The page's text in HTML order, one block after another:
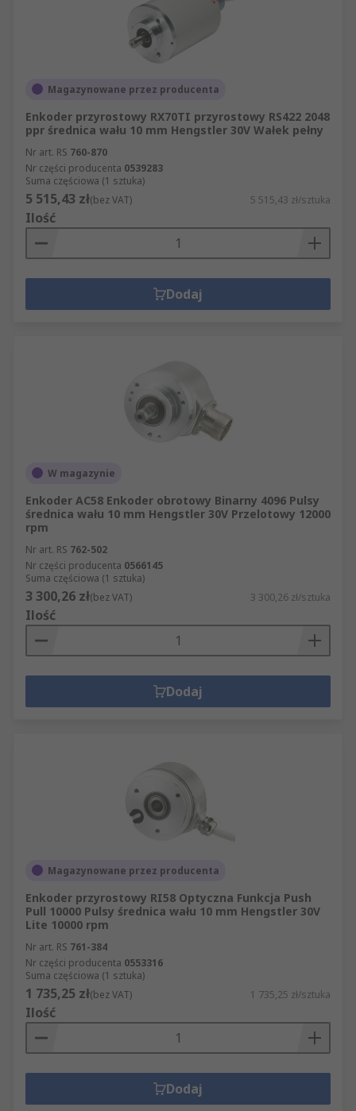
Magazynowane przez producenta
Enkoder przyrostowy RX70TI przyrostowy RS422 2048
ppr średnica wału 10 mm Hengstler 30V Wałek pełny
Nr art. RS 760-870
Nr części producenta 0539283
Suma częściowa (1 sztuka)
5 515,43 zł(bez VAT) 5 515,43 zł/sztuka
Ilość
Dodaj
W magazynie
Enkoder AC58 Enkoder obrotowy Binarny 4096 Pulsy
średnica wału 10 mm Hengstler 30V Przelotowy 12000
rpm
Nr art. RS 762-502
Nr części producenta 0566145
Suma częściowa (1 sztuka)
3 300,26 zł(bez VAT) 3 300,26 zł/sztuka
Ilość
Dodaj
Magazynowane przez producenta
Enkoder przyrostowy RI58 Optyczna Funkcja Push
Pull 10000 Pulsy średnica wału 10 mm Hengstler 30V
Lite 10000 rpm
Nr art. RS 761-384
Nr części producenta 0553316
Suma częściowa (1 sztuka)
1 735,25 zł(bez VAT) 1 735,25 zł/sztuka
Ilość
Dodaj